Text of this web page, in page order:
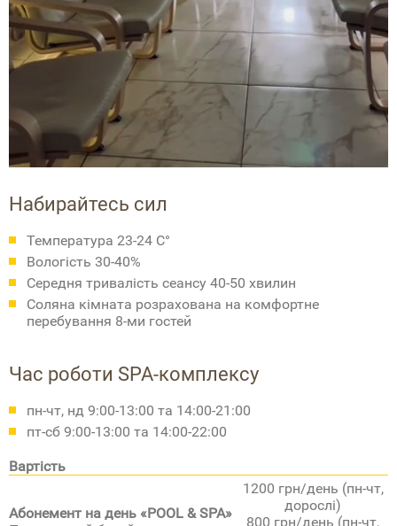
Набирайтесь сил
Температура 23-24 С°
Вологість 30-40%
Середня тривалість сеансу 40-50 хвилин
Соляна кімната розрахована на комфортне
перебування 8-ми гостей
Час роботи SPA-комплексу
пн-чт, нд 9:00-13:00 та 14:00-21:00
пт-сб 9:00-13:00 та 14:00-22:00
Вартість
Абонемент на день «POOL & SPA»
1200 грн/день (пн-чт,
дорослі)
800 грн/день (пн-чт,